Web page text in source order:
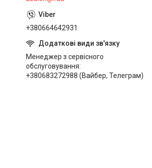
+380664642931
Менеджер з сервісного
обслуговування
+380683272988 (Вайбер, Телеграм)